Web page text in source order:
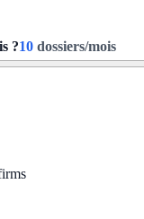
?10 dossiers/mois